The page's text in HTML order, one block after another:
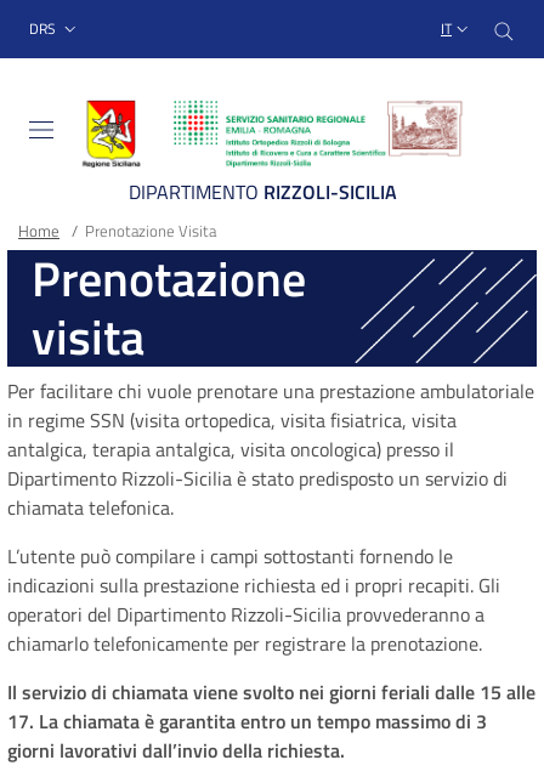
Sito Web Istituto
menu top-bar
DRS IT
DIPARTIMENTO RIZZOLI-SICILIA
Main container
Briciole
di
pane
Home / Prenotazione Visita
Prenotazione
visita
Per facilitare chi vuole prenotare una prestazione ambulatoriale
in regime SSN (visita ortopedica, visita fisiatrica, visita
antalgica, terapia antalgica, visita oncologica) presso il
Dipartimento Rizzoli-Sicilia è stato predisposto un servizio di
chiamata telefonica.
L’utente può compilare i campi sottostanti fornendo le
indicazioni sulla prestazione richiesta ed i propri recapiti. Gli
operatori del Dipartimento Rizzoli-Sicilia provvederanno a
chiamarlo telefonicamente per registrare la prenotazione.
Il servizio di chiamata viene svolto nei giorni feriali dalle 15 alle
17. La chiamata è garantita entro un tempo massimo di 3
giorni lavorativi dall’invio della richiesta.